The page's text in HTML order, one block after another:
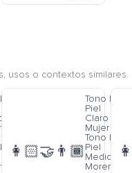
usos o contextos similares.
👩🏻‍🤝‍👨🏾
Tono De
Piel
Claro
Mujer Y
Tono De
Piel
Medio
Moreno